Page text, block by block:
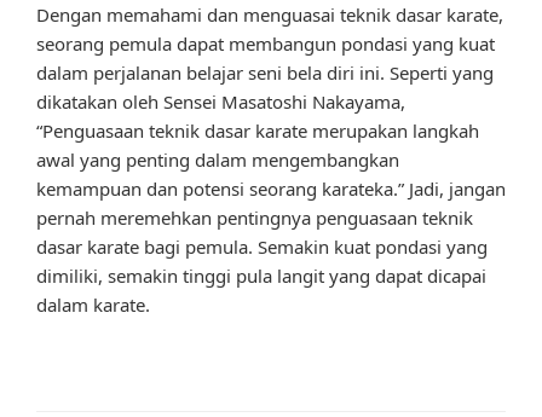
Dengan memahami dan menguasai teknik dasar karate,
seorang pemula dapat membangun pondasi yang kuat
dalam perjalanan belajar seni bela diri ini. Seperti yang
dikatakan oleh Sensei Masatoshi Nakayama,
“Penguasaan teknik dasar karate merupakan langkah
awal yang penting dalam mengembangkan
kemampuan dan potensi seorang karateka.” Jadi, jangan
pernah meremehkan pentingnya penguasaan teknik
dasar karate bagi pemula. Semakin kuat pondasi yang
dimiliki, semakin tinggi pula langit yang dapat dicapai
dalam karate.